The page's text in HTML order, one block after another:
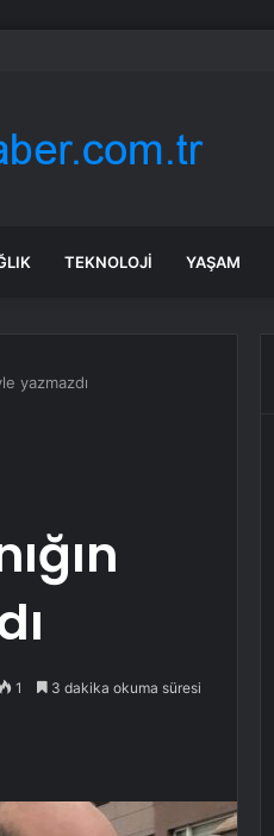
TEKNOLOJI YAŞAM
yazmazdı
1 3 dakika okuma süresi